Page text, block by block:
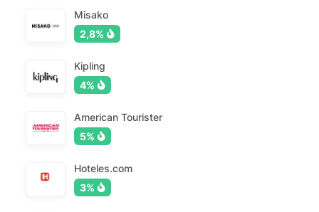
Misako
2,8%
Kipling
4%
American Tourister
5%
Hoteles.com
3%